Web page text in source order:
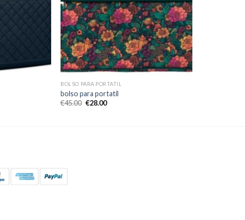
BOLSO PARA PORTATIL
bolso para portatil
€45.00 €28.00